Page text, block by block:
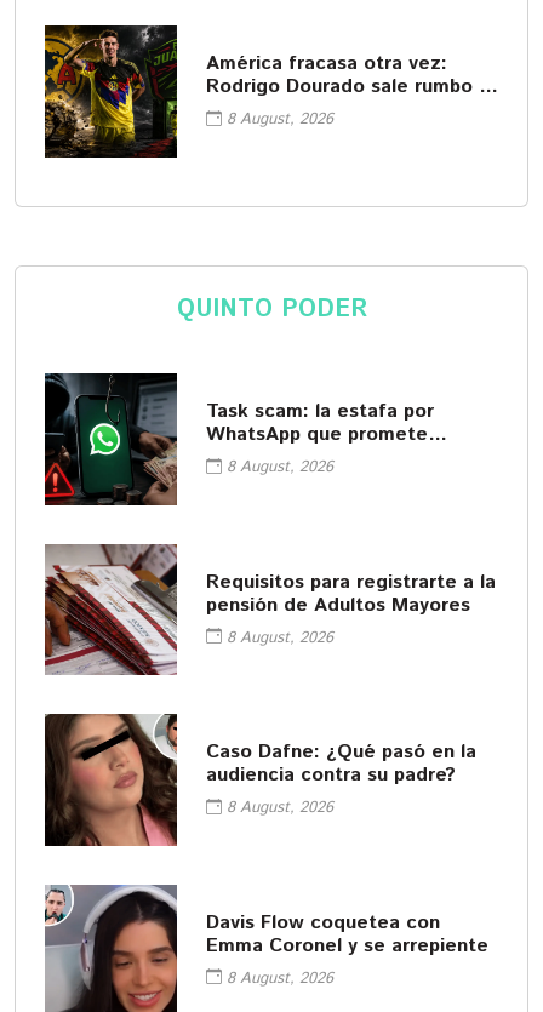
América fracasa otra vez:
Rodrigo Dourado sale rumbo a
Juárez
8 August, 2026
QUINTO PODER
Task scam: la estafa por
WhatsApp que promete
empleos fáciles
8 August, 2026
Requisitos para registrarte a la
pensión de Adultos Mayores
8 August, 2026
Caso Dafne: ¿Qué pasó en la
audiencia contra su padre?
8 August, 2026
Davis Flow coquetea con
Emma Coronel y se arrepiente
8 August, 2026